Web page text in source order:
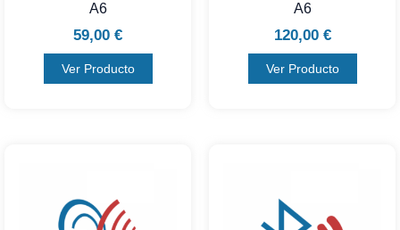
A6
59,00 €
Ver Producto
A6
120,00 €
Ver Producto